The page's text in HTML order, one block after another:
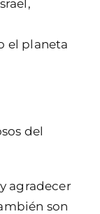
el planeta
del
agradecer
son